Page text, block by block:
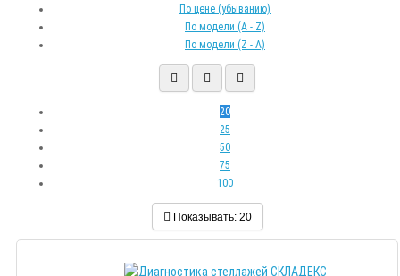
По цене (убыванию)
По модели (A - Z)
По модели (Z - A)
20
25
50
75
100
Показывать: 20